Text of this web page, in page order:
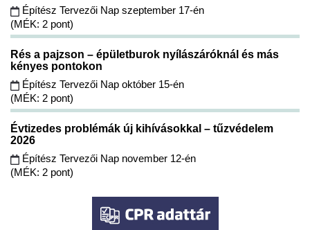
Építész Tervezői Nap szeptember 17-én
(MÉK: 2 pont)
Rés a pajzson – épületburok nyílászáróknál és más
kényes pontokon
Építész Tervezői Nap október 15-én
(MÉK: 2 pont)
Évtizedes problémák új kihívásokkal – tűzvédelem
2026
Építész Tervezői Nap november 12-én
(MÉK: 2 pont)